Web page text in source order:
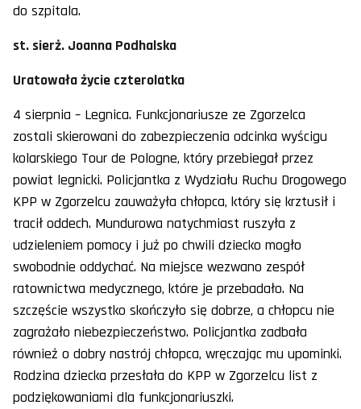
do szpitala.
st. sierż. Joanna Podhalska
Uratowała życie czterolatka
4 sierpnia – Legnica. Funkcjonariusze ze Zgorzelca
zostali skierowani do zabezpieczenia odcinka wyścigu
kolarskiego Tour de Pologne, który przebiegał przez
powiat legnicki. Policjantka z Wydziału Ruchu Drogowego
KPP w Zgorzelcu zauważyła chłopca, który się krztusił i
tracił oddech. Mundurowa natychmiast ruszyła z
udzieleniem pomocy i już po chwili dziecko mogło
swobodnie oddychać. Na miejsce wezwano zespół
ratownictwa medycznego, które je przebadało. Na
szczęście wszystko skończyło się dobrze, a chłopcu nie
zagrażało niebezpieczeństwo. Policjantka zadbała
również o dobry nastrój chłopca, wręczając mu upominki.
Rodzina dziecka przesłała do KPP w Zgorzelcu list z
podziękowaniami dla funkcjonariuszki.